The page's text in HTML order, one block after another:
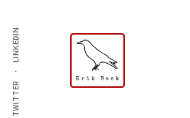
indhold
primær
sidebar
footer
menu
TWITTER
LINKEDIN